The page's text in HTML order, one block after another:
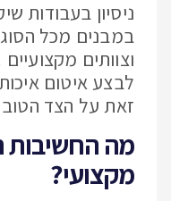
ניסיון בעבודות
במבנים מכל
וצוותים
לבצע איטום
זאת על הצד הטוב
מה החשיבות
מקצועי?